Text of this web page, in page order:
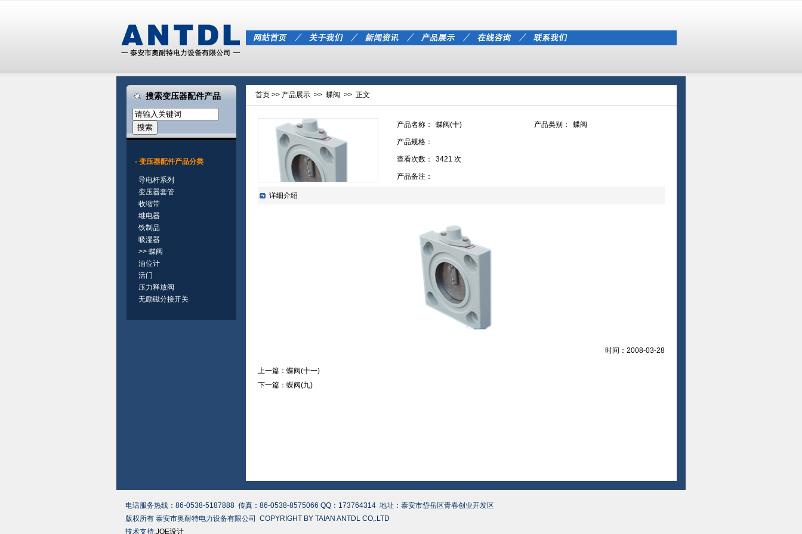
搜索变压器配件产品
- 变压器配件产品分类
导电杆系列
变压器套管
收缩带
继电器
铁制品
吸湿器
>> 蝶阀
油位计
活门
压力释放阀
无励磁分接开关
首页 >> 产品展示 >> 蝶阀 >> 正文
产品名称： 蝶阀(十) 产品类别： 蝶阀
产品规格：
查看次数： 3421 次
产品备注：
详细介绍
时间：2008-03-28
上一篇： 蝶阀(十一)
下一篇： 蝶阀(九)
电话服务热线：86-0538-5187888 传真：86-0538-8575066 QQ：173764314 地址：泰安市岱岳区青春创业开发区
版权所有 泰安市奥耐特电力设备有限公司 COPYRIGHT BY TAIAN ANTDL CO,.LTD
技术支持:JOE设计